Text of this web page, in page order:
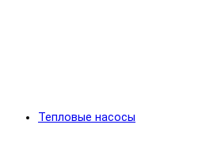
Тепловые насосы